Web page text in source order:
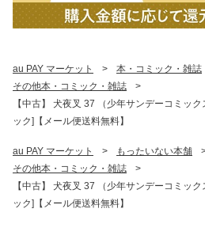
au PAY マーケット > 本・コミック・雑誌
その他本・コミック・雑誌
>
【中古】 犬夜叉 37 （少年サンデーコミッ
ック]【メール便送料無料】
au PAY マーケット > もったいない本舗
その他本・コミック・雑誌
>
【中古】 犬夜叉 37 （少年サンデーコミッ
ック]【メール便送料無料】